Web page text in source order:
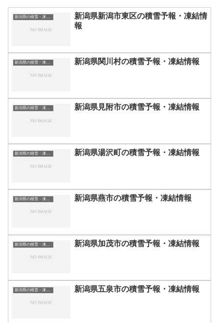
新潟県の積雪・凍結情報
新潟県新潟市東区の積雪予報・凍結情
報
新潟県の積雪・凍結情報 新潟県関川村の積雪予報・凍結情報
新潟県の積雪・凍結情報 新潟県見附市の積雪予報・凍結情報
新潟県の積雪・凍結情報 新潟県湯沢町の積雪予報・凍結情報
新潟県の積雪・凍結情報 新潟県燕市の積雪予報・凍結情報
新潟県加茂市の積雪予報・凍結情報
新潟県五泉市の積雪予報・凍結情報